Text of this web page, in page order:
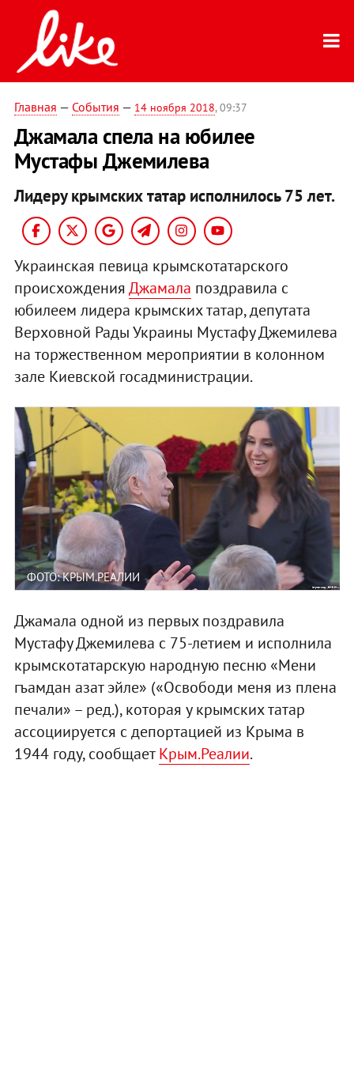
Главная — События — 14 ноября 2018, 09:37
Джамала спела на юбилее
Мустафы Джемилева
Лидеру крымских татар исполнилось 75 лет.
Украинская певица крымскотатарского
происхожденияДжамала поздравила с
юбилеем лидера крымских татар, депутата
Верховной Рады Украины Мустафу Джемилева
на торжественном мероприятии в колонном
зале Киевской госадминистрации.
ФОТО: КРЫМ.РЕАЛИИ
Джамала одной из первых поздравила
Мустафу Джемилева с 75-летием и исполнила
крымскотатарскую народную песню «Мени
гъамдан азат эйле» («Освободи меня из плена
печали» – ред.), которая у крымских татар
ассоциируется с депортацией из Крыма в
1944 году, сообщаетКрым.Реалии.